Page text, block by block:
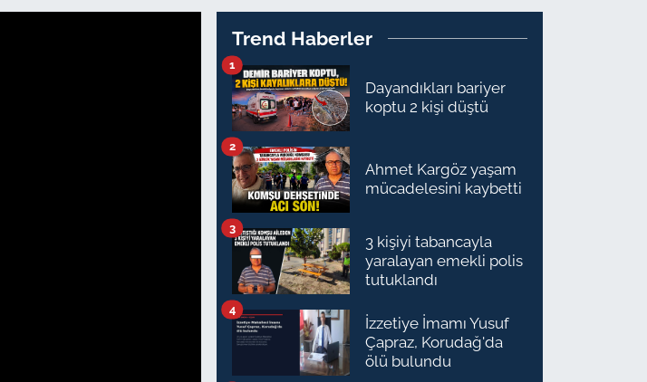
Trend Haberler
Dayandıkları bariyer
koptu 2 kişi düştü
1
Ahmet Kargöz yaşam
mücadelesini kaybetti
2
3 kişiyi tabancayla
yaralayan emekli polis
tutuklandı
3
İzzetiye İmamı Yusuf
Çapraz, Korudağ'da
ölü bulundu
4